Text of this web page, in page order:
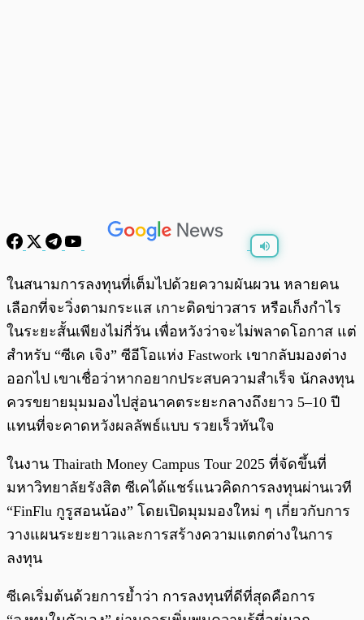
ในสนามการลงทุนที่เต็มไปด้วยความผันผวน หลายคน
เลือกที่จะวิ่งตามกระแส เกาะติดข่าวสาร หรือเก็งกำไร
ในระยะสั้นเพียงไม่กี่วัน เพื่อหวังว่าจะไม่พลาดโอกาส แต่
สำหรับ “ซีเค เจิง” ซีอีโอแห่ง Fastwork เขากลับมองต่าง
ออกไป เขาเชื่อว่าหากอยากประสบความสำเร็จ นักลงทุน
ควรขยายมุมมองไปสู่อนาคตระยะกลางถึงยาว 5–10 ปี
แทนที่จะคาดหวังผลลัพธ์แบบ รวยเร็วทันใจ
ในงาน Thairath Money Campus Tour 2025 ที่จัดขึ้นที่
มหาวิทยาลัยรังสิต ซีเคได้แชร์แนวคิดการลงทุนผ่านเวที
“FinFlu กูรูสอนน้อง” โดยเปิดมุมมองใหม่ ๆ เกี่ยวกับการ
วางแผนระยะยาวและการสร้างความแตกต่างในการ
ลงทุน
ซีเคเริ่มต้นด้วยการย้ำว่า การลงทุนที่ดีที่สุดคือการ